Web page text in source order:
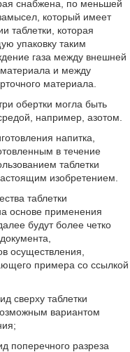
снабжена, по меньшей
который имеет
таблетки, которая
упаковку таким
газа между внешней
и между
материала.
обертки могла быть
например, азотом.
напитка,
в течение
таблетки
изобретением.
таблетки
основе применения
будут более четко
осуществления,
примера со ссылкой
сверху таблетки
вариантом
поперечного разреза